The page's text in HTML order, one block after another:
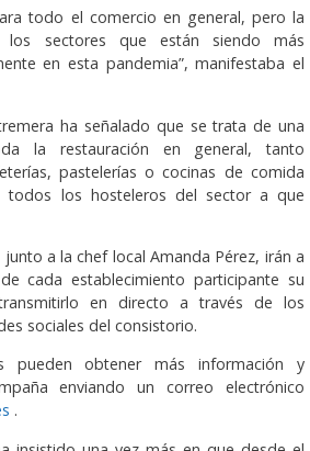
todo el comercio en general, pero la
sectores que están siendo más
en esta pandemia”, manifestaba el
ha señalado que se trata de una
la restauración en general, tanto
pastelerías o cocinas de comida
todos los hosteleros del sector a que
a la chef local Amanda Pérez, irán a
cada establecimiento participante su
en directo a través de los
sociales del consistorio.
pueden obtener más información y
enviando un correo electrónico
.